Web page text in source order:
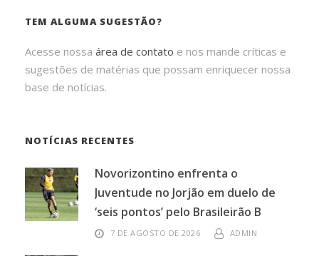
TEM ALGUMA SUGESTÃO?
Acesse nossa área de contato e nos mande críticas e
sugestões de matérias que possam enriquecer nossa
base de notícias.
NOTÍCIAS RECENTES
Novorizontino enfrenta o
Juventude no Jorjão em duelo de
‘seis pontos’ pelo Brasileirão B
7 DE AGOSTO DE 2026 ADMIN